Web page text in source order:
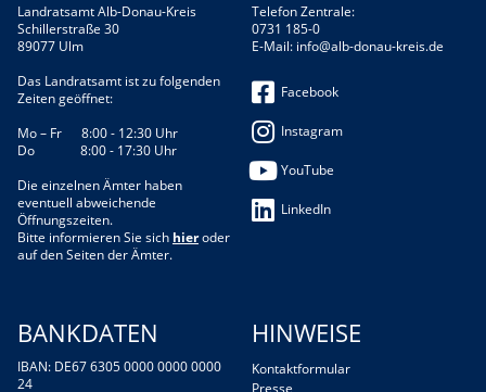
Landratsamt Alb-Donau-Kreis
Schillerstraße 30
89077 Ulm
Das Landratsamt ist zu folgenden
Zeiten geöffnet:
Mo – Fr 8:00 - 12:30 Uhr
Do 8:00 - 17:30 Uhr
Die einzelnen Ämter haben
eventuell abweichende
Öffnungszeiten.
Bitte informieren Sie sich hieroder
auf den Seiten der Ämter.
Telefon Zentrale:
0731 185-0
E-Mail: info@alb-donau-kreis.de
Facebook
Instagram
YouTube
LinkedIn
BANKDATEN
IBAN: DE67 6305 0000 0000 0000
24
HINWEISE
Kontaktformular
Presse